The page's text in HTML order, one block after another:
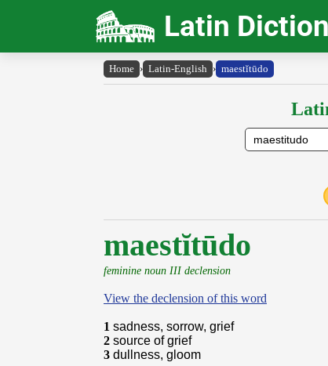
Latin
Home › Latin-English › maestĭtūdo
maestĭtūdo
feminine noun III declension
View the declension of this word
1 sadness, sorrow, grief
2 source of grief
3 dullness, gloom